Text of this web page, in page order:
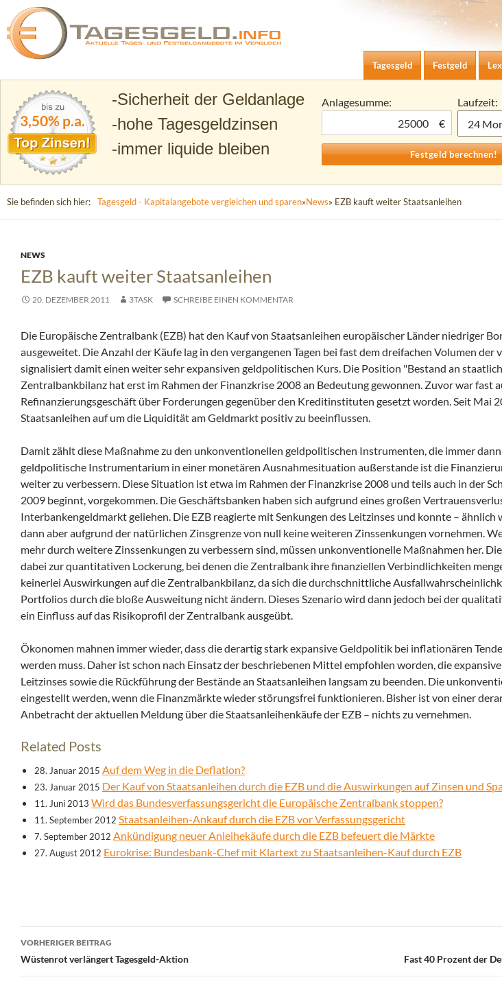
Tagesgeld.info – Tagesgeldkonten vergleichen und Tagesgeld-Zinsen berechnen
Zum Inhalt springen
Tagesgeld
Festgeld
3,50% p.a.
Sicherheit der Geldanlage
hohe Tagesgeldzinsen
immer liquide bleiben
Anlagesumme:
€
Laufzeit:
Sie befinden sich hier: Tagesgeld - Kapitalangebote vergleichen und sparen»News» EZB kauft weiter Staatsanleihen
NEWS
EZB kauft weiter Staatsanleihen
20. DEZEMBER 2011 3TASK SCHREIBE EINEN KOMMENTAR
Die Europäische Zentralbank (EZB) hat den Kauf von Staatsanleihen europäischer Länder niedriger
ausgeweitet. Die Anzahl der Käufe lag in den vergangenen Tagen bei fast dem dreifachen Volumen der
signalisiert damit einen weiter sehr expansiven geldpolitischen Kurs. Die Position "Bestand an
Zentralbankbilanz hat erst im Rahmen der Finanzkrise 2008 an Bedeutung gewonnen. Zuvor war fast
Refinanzierungsgeschäft über Forderungen gegenüber den Kreditinstituten gesetzt worden. Seit Mai
Staatsanleihen auf um die Liquidität am Geldmarkt positiv zu beeinflussen.
Damit zählt diese Maßnahme zu den unkonventionellen geldpolitischen Instrumenten, die immer
geldpolitische Instrumentarium in einer monetären Ausnahmesituation außerstande ist die
weiter zu verbessern. Diese Situation ist etwa im Rahmen der Finanzkrise 2008 und teils auch in der
2009 beginnt, vorgekommen. Die Geschäftsbanken haben sich aufgrund eines großen
Interbankengeldmarkt geliehen. Die EZB reagierte mit Senkungen des Leitzinses und konnte –
dann aber aufgrund der natürlichen Zinsgrenze von null keine weiteren Zinssenkungen vornehmen.
mehr durch weitere Zinssenkungen zu verbessern sind, müssen unkonventionelle Maßnahmen her.
dabei zur quantitativen Lockerung, bei denen die Zentralbank ihre finanziellen Verbindlichkeiten
keinerlei Auswirkungen auf die Zentralbankbilanz, da sich die durchschnittliche
Portfolios durch die bloße Ausweitung nicht ändern. Dieses Szenario wird dann jedoch bei der
ein Einfluss auf das Risikoprofil der Zentralbank ausgeübt.
Ökonomen mahnen immer wieder, dass die derartig stark expansive Geldpolitik bei inflationären
werden muss. Daher ist schon nach Einsatz der beschriebenen Mittel empfohlen worden, die
Leitzinses sowie die Rückführung der Bestände an Staatsanleihen langsam zu beenden. Die
eingestellt werden, wenn die Finanzmärkte wieder störungsfrei funktionieren. Bisher ist von einer
Anbetracht der aktuellen Meldung über die Staatsanleihenkäufe der EZB – nichts zu vernehmen.
Related Posts
28. Januar 2015 Auf dem Weg in die Deflation?
23. Januar 2015 Der Kauf von Staatsanleihen durch die EZB und die Auswirkungen auf Zinsen und
11. Juni 2013 Wird das Bundesverfassungsgericht die Europäische Zentralbank stoppen?
11. September 2012 Staatsanleihen-Ankauf durch die EZB vor Verfassungsgericht
7. September 2012 Ankündigung neuer Anleihekäufe durch die EZB befeuert die Märkte
27. August 2012 Eurokrise: Bundesbank-Chef mit Klartext zu Staatsanleihen-Kauf durch EZB
Beitrags-
Navigation
VORHERIGER BEITRAG
Wüstenrot verlängert Tagesgeld-Aktion Fast 40 Prozent der